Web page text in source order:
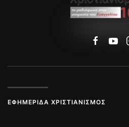
ΕΦΗΜΕΡΊΔΑ ΧΡΙΣΤΙΑΝΙΣΜΌΣ